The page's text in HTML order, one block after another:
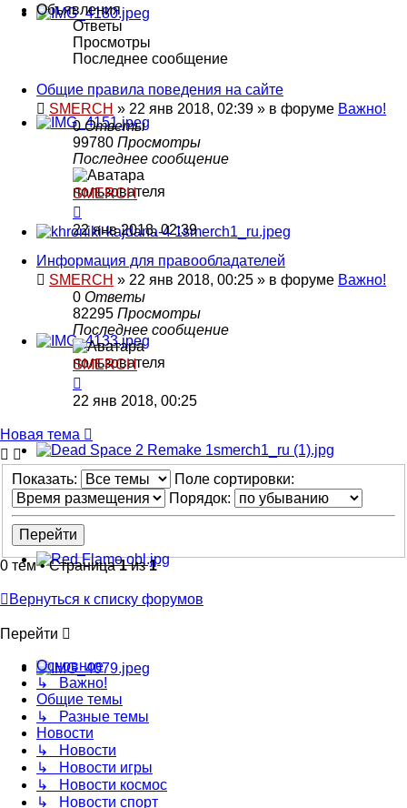
Объявления
Ответы
Просмотры
Последнее сообщение
Общие правила поведения на сайте
SMERCH » 22 янв 2018, 02:39 » в форуме Важно!
0Ответы
99780 Просмотры
Последнее сообщение
SMERCH
22 янв 2018, 02:39
Информация для правообладателей
SMERCH » 22 янв 2018, 00:25 » в форуме Важно!
0 Ответы
82295 Просмотры
Последнее сообщение
SMERCH
22 янв 2018, 00:25
Новая тема
Показать:
Поле сортировки:
Порядок:
0 тем • Страница1из1
Вернуться к списку форумов
Перейти
Основное
↳ Важно!
Общие темы
↳ Разные темы
Новости
↳ Новости
↳ Новости игры
↳ Новости космос
↳ Новости спорт